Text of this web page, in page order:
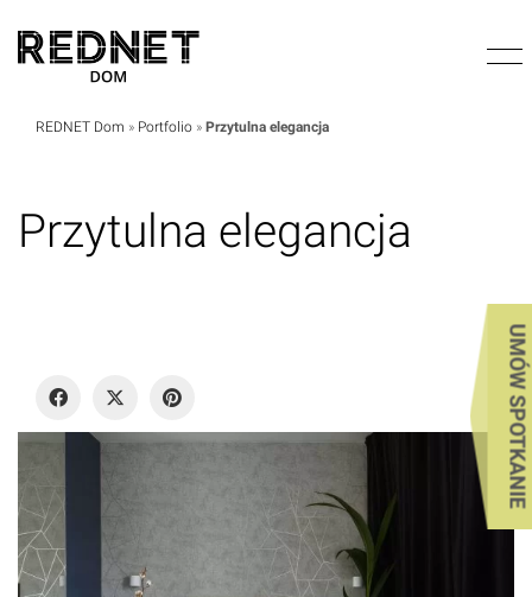
UMÓW SPOTKANIE
REDNET Dom » Portfolio » Przytulna elegancja
Przytulna elegancja